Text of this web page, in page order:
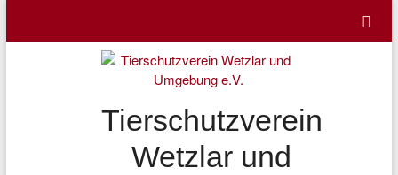
content
Tierschutzverein
Wetzlar und